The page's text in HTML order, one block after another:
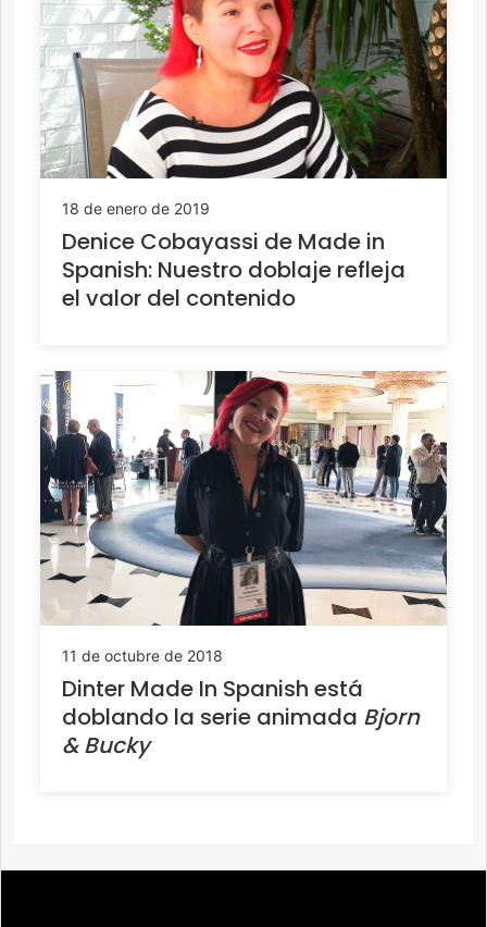
18 de enero de 2019
Denice Cobayassi de Made in
Spanish: Nuestro doblaje refleja
el valor del contenido
11 de octubre de 2018
Dinter Made In Spanish está
doblando la serie animada Bjorn
& Bucky